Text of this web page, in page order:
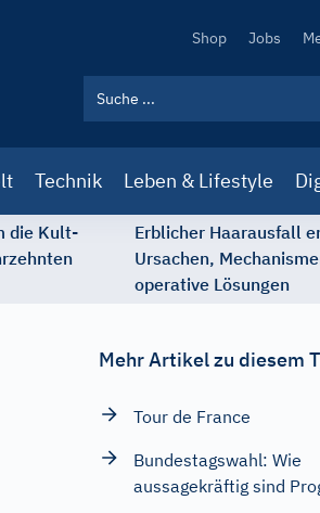
Secondary
Shop Jobs
Technik Leben & Lifestyle
die Kult-
Erblicher Haarausfall
Ursachen,
operative Lösungen
Mehr Artikel zu diesem
Tour de France
Bundestagswahl: Wie
aussagekräftig sind